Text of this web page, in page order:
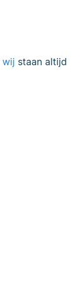
wij staan altijd